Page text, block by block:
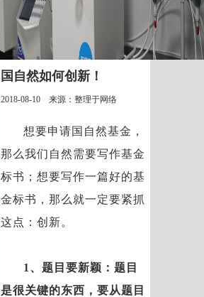
国自然如何创新！
2018-08-10 来源：整理于网络
想要申请国自然基金，
那么我们自然需要写作基金
标书；想要写作一篇好的基
金标书，那么就一定要紧抓
这点：创新。
1、题目要新颖：题目
是很关键的东西，要从题目